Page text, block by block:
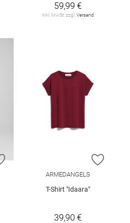
59,99 €
inkl. MwSt. zzgl. Versand
ZUR WUNSCHLISTE HINZUFÜGEN
ZUR
ARMEDANGELS
T-Shirt "Idaara"
39,90 €